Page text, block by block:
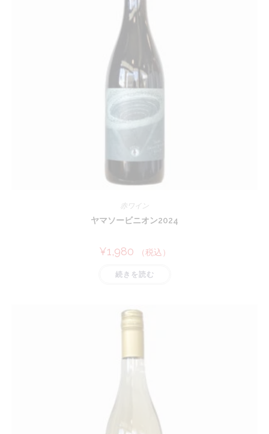
赤ワイン
ヤマソービニオン2024
¥1,980 （税込）
続きを読む